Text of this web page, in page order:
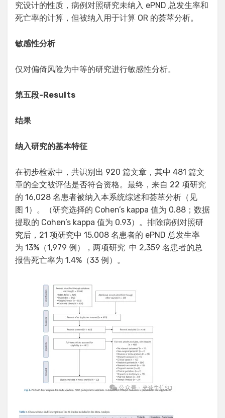
究设计的性质，病例对照研究未纳入 ePND 总发生率和
死亡率的计算，但被纳入用于计算 OR 的荟萃分析。
敏感性分析
仅对偏倚风险为中等的研究进行敏感性分析。
第五段-Results
结果
纳入研究的基本特征
在初步检索中，共识别出 920 篇文章，其中 481 篇文
章的全文被评估是否符合资格。最终，来自 22 项研究
的 16,028 名患者被纳入本系统综述和荟萃分析（见
图 1）。（研究选择的 Cohen’s kappa 值为 0.88；数据
提取的 Cohen’s kappa 值为 0.93）。排除病例对照研
究后，21 项研究中 15,008 名患者的 ePND 总发生率
为 13%（1,979 例），两项研究 中 2,359 名患者的总
报告死亡率为 1.4%（33 例）。